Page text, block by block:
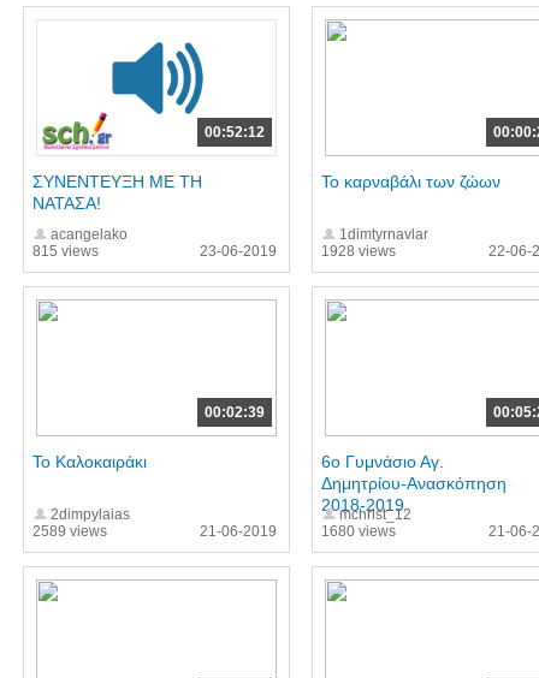
00:52:12
815 views
ΣΥΝΕΝΤΕΥΞΗ ΜΕ ΤΗ
ΝΑΤΑΣΑ!
acangelako
23-06-2019
1928 views
Το καρναβάλι των ζώων
1dimtyrnavlar
22-06-
00:02:39
2589 views
Το Καλοκαιράκι
2dimpylaias
21-06-2019
1680 views
6ο Γυμνάσιο Αγ.
Δημητρίου-Ανασκόπηση
2018-2019
mchrist_12
21-06-